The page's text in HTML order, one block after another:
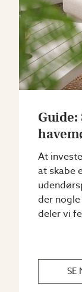
At
at skabe
der
deler vi
SE